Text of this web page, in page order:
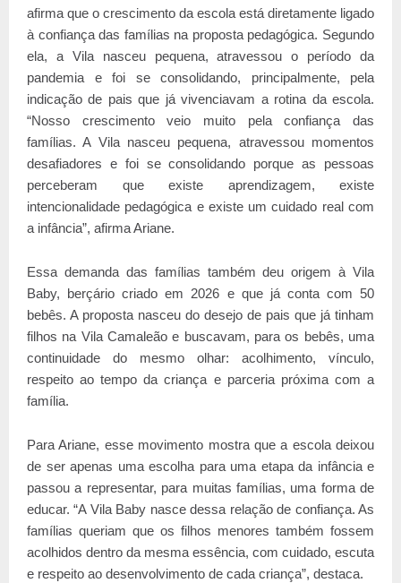
afirma que o crescimento da escola está diretamente ligado
à confiança das famílias na proposta pedagógica. Segundo
ela, a Vila nasceu pequena, atravessou o período da
pandemia e foi se consolidando, principalmente, pela
indicação de pais que já vivenciavam a rotina da escola.
“Nosso crescimento veio muito pela confiança das
famílias. A Vila nasceu pequena, atravessou momentos
desafiadores e foi se consolidando porque as pessoas
perceberam que existe aprendizagem, existe
intencionalidade pedagógica e existe um cuidado real com
a infância”, afirma Ariane.
Essa demanda das famílias também deu origem à Vila
Baby, berçário criado em 2026 e que já conta com 50
bebês. A proposta nasceu do desejo de pais que já tinham
filhos na Vila Camaleão e buscavam, para os bebês, uma
continuidade do mesmo olhar: acolhimento, vínculo,
respeito ao tempo da criança e parceria próxima com a
família.
Para Ariane, esse movimento mostra que a escola deixou
de ser apenas uma escolha para uma etapa da infância e
passou a representar, para muitas famílias, uma forma de
educar. “A Vila Baby nasce dessa relação de confiança. As
famílias queriam que os filhos menores também fossem
acolhidos dentro da mesma essência, com cuidado, escuta
e respeito ao desenvolvimento de cada criança”, destaca.